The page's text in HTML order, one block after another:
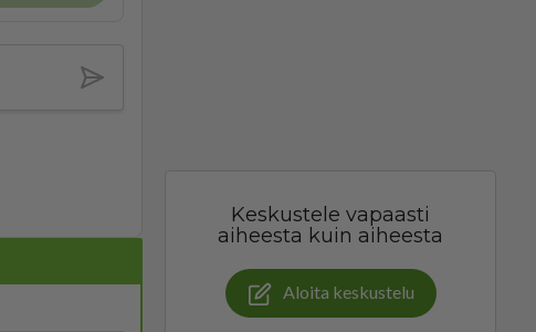
Keskustele vapaasti
aiheesta kuin aiheesta
Aloita keskustelu